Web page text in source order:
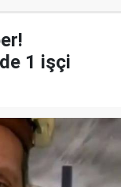
1 işçi